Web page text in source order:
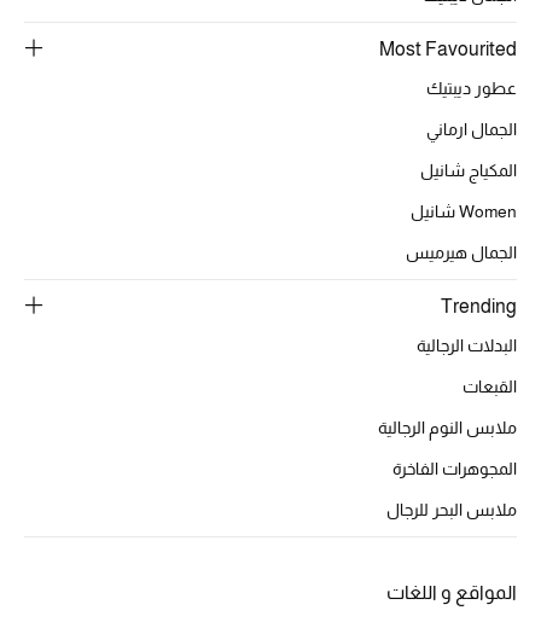
أبرز الحقائب
تسوقوا الحقائب
الموسم الجديد
أحذية النسائية
تشكيلة الأحذية
أحذية للأطفال
Most Favourited
عطور ديبتيك
الجمال ارماني
المكياج شانيل
Women شانيل
الجمال هيرميس
Trending
البدلات الرجالية
القبعات
ملابس النوم الرجالية
المجوهرات الفاخرة
ملابس البحر للرجال
المواقع و اللغات